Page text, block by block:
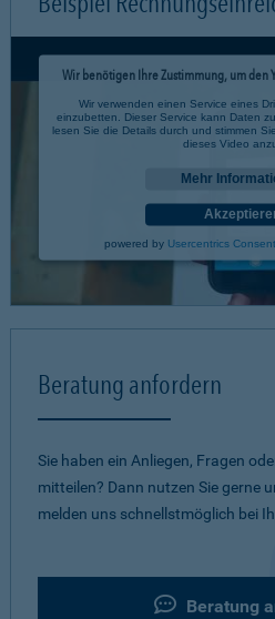
Wir benötigen Ihre Zustimmung, um den
Wir verwenden einen Service eines
einzubetten. Dieser Service kann Daten
lesen Sie die Details durch und stimmen
dieses Video
Mehr
powered by Usercentrics
Beratung anfordern
Sie haben ein Anliegen, Fragen
mitteilen? Dann nutzen Sie gerne
melden uns schnellstmöglich bei
Beratung